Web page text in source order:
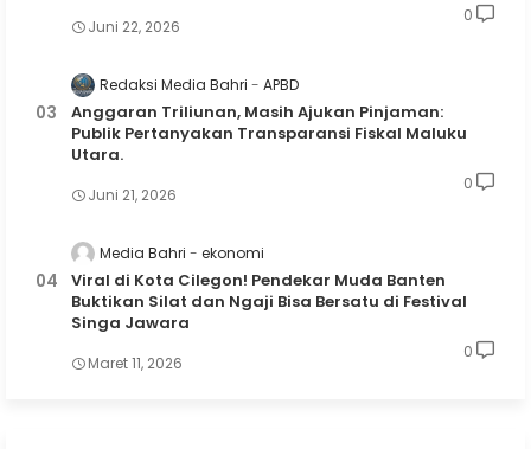
Juni 22, 2026
0
Redaksi Media Bahri APBD
Anggaran Triliunan, Masih Ajukan Pinjaman:
Publik Pertanyakan Transparansi Fiskal Maluku
Utara.
Juni 21, 2026
0
Media Bahri ekonomi
Viral di Kota Cilegon! Pendekar Muda Banten
Buktikan Silat dan Ngaji Bisa Bersatu di Festival
Singa Jawara
Maret 11, 2026
0